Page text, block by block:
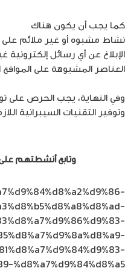
كما يجب أن يكون هناك
نشاط مشبوه أو غير ملائم على
الإبلاغ عن أي رسائل
العناصر المشبوهة على المواقع
وفي النهاية، يجب الحرص على
وتوفير التقنيات السيبرانية
وتابع أنشطتهم
%d8%a7%d9%84%d8%a5/